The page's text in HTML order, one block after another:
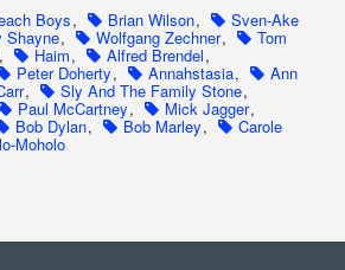
Boys, Brian Wilson, Sven-Ake
Shayne, Wolfgang Zechner, Tom
, Haim, Alfred Brendel,
Peter Doherty, Annahstasia, Ann
, Sly And The Family Stone,
Paul McCartney, Mick Jagger,
Bob Dylan, Bob Marley, Carole
Moholo